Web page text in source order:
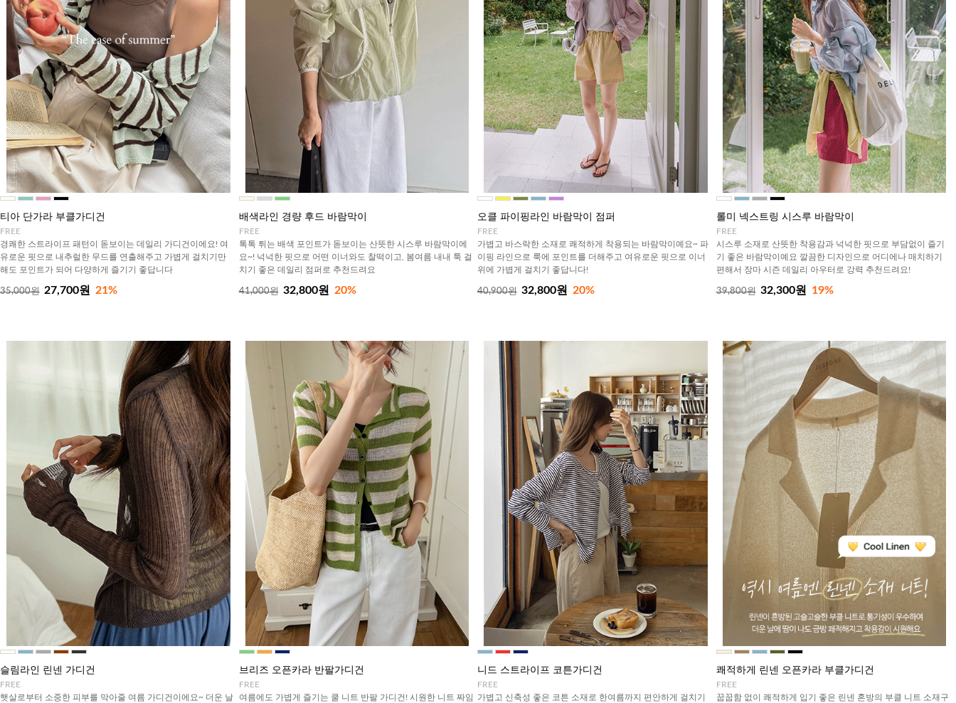
티아 단가라 부클가디건
FREE
경쾌한 스트라이프 패턴이 돋보이는 데일리 가디건이에요! 여
유로운 핏으로 내추럴한 무드를 연출해주고 가볍게 걸치기만
해도 포인트가 되어 다양하게 즐기기 좋답니다
35,000원 27,700원 21%
배색라인 경량 후드 바람막이
FREE
톡톡 튀는 배색 포인트가 돋보이는 산뜻한 시스루 바람막이에
요~! 넉넉한 핏으로 어떤 이너와도 찰떡이고, 봄여름 내내 툭 걸
치기 좋은 데일리 점퍼로 추천드려요
41,000원 32,800원 20%
오클 파이핑라인 바람막이 점퍼
FREE
가볍고 바스락한 소재로 쾌적하게 착용되는 바람막이예요~ 파
이핑 라인으로 룩에 포인트를 더해주고 여유로운 핏으로 이너
위에 가볍게 걸치기 좋답니다!
40,900원 32,800원 20%
롤미 넥스트링 시스루 바람막이
FREE
시스루 소재로 산뜻한 착용감과 넉넉한 핏으로 부담없이 즐기
기 좋은 바람막이예요 깔끔한 디자인으로 어디에나 매치하기
편해서 장마 시즌 데일리 아우터로 강력 추천드려요!
39,800원 32,300원 19%
슬림라인 린넨 가디건
FREE
햇살로부터 소중한 피부를 막아줄 여름 가디건이에요~ 더운 날
브리즈 오픈카라 반팔가디건
FREE
여름에도 가볍게 즐기는 쿨 니트 반팔 가디건! 시원한 니트 짜임
니드 스트라이프 코튼가디건
FREE
가볍고 신축성 좋은 코튼 소재로 한여름까지 편안하게 걸치기
쾌적하게 린넨 오픈카라 부클가디건
FREE
꿉꿉함 없이 쾌적하게 입기 좋은 린넨 혼방의 부클 니트 소재구